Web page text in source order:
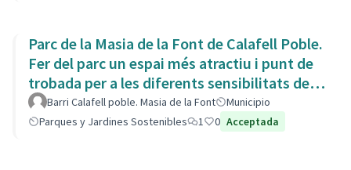
Parc de la Masia de la Font de Calafell Poble.
Fer del parc un espai més atractiu i punt de
trobada per a les diferents sensibilitats del
barri.Barri Calafell poble. Masia de la Font
Municipio
Parques y Jardines Sostenibles
1 0 Acceptada